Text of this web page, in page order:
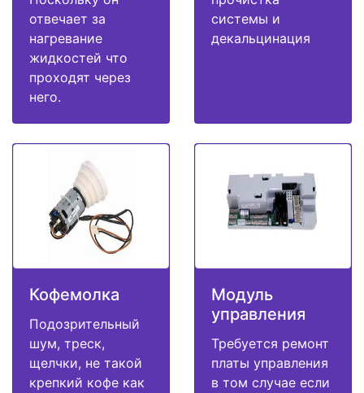
отвечает за
нагревание
жидкостей что
проходят через
него.
системы и
декальцинация
Кофемолка
Подозрительный
шум, треск,
щелчки, не такой
крепкий кофе как
Модуль
управления
Требуется ремонт
платы управления
в том случае если